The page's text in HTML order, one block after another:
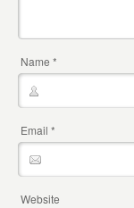
Name *
Email *
Website